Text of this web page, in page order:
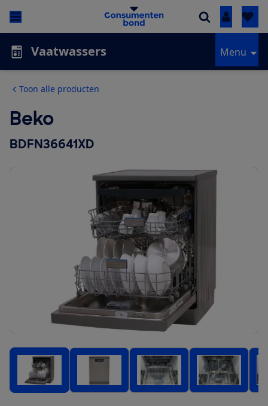
Inloggen
Vaatwassers Menu
Toon alle producten
Beko
BDFN36641XD